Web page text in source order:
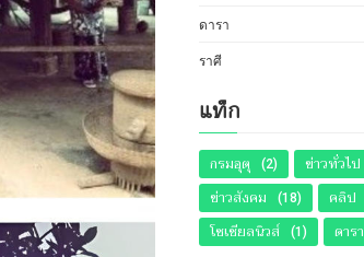
ดารา
ราศี
แท็ก
กรมอุตุ (2) ข่าวทั่วไป
ข่าวสังคม (18) คลิป
โซเชียลนิวส์ (1) ดารา